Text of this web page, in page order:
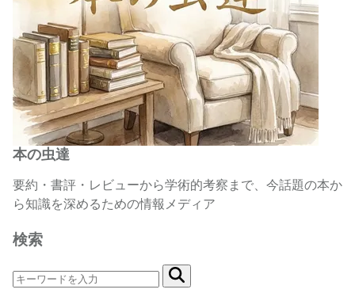
本の虫達
要約・書評・レビューから学術的考察まで、今話題の本か
ら知識を深めるための情報メディア
検索